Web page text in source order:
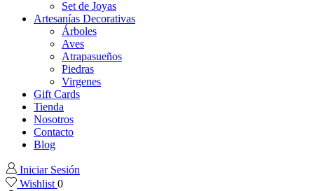
Set de Joyas
Artesanías Decorativas
Árboles
Aves
Atrapasueños
Piedras
Virgenes
Gift Cards
Tienda
Nosotros
Contacto
Blog
Iniciar Sesión
Wishlist 0